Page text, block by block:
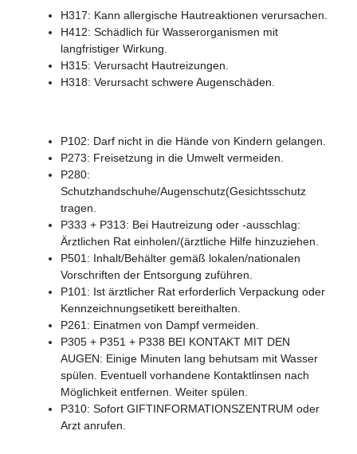
H317: Kann allergische Hautreaktionen verursachen.
H412: Schädlich für Wasserorganismen mit
langfristiger Wirkung.
H315: Verursacht Hautreizungen.
H318: Verursacht schwere Augenschäden.
P102: Darf nicht in die Hände von Kindern gelangen.
P273: Freisetzung in die Umwelt vermeiden.
P280:
Schutzhandschuhe/Augenschutz(Gesichtsschutz
tragen.
P333 + P313: Bei Hautreizung oder -ausschlag:
Ärztlichen Rat einholen/(ärztliche Hilfe hinzuziehen.
P501: Inhalt/Behälter gemäß lokalen/nationalen
Vorschriften der Entsorgung zuführen.
P101: Ist ärztlicher Rat erforderlich Verpackung oder
Kennzeichnungsetikett bereithalten.
P261: Einatmen von Dampf vermeiden.
P305 + P351 + P338 BEI KONTAKT MIT DEN
AUGEN: Einige Minuten lang behutsam mit Wasser
spülen. Eventuell vorhandene Kontaktlinsen nach
Möglichkeit entfernen. Weiter spülen.
P310: Sofort GIFTINFORMATIONSZENTRUM oder
Arzt anrufen.